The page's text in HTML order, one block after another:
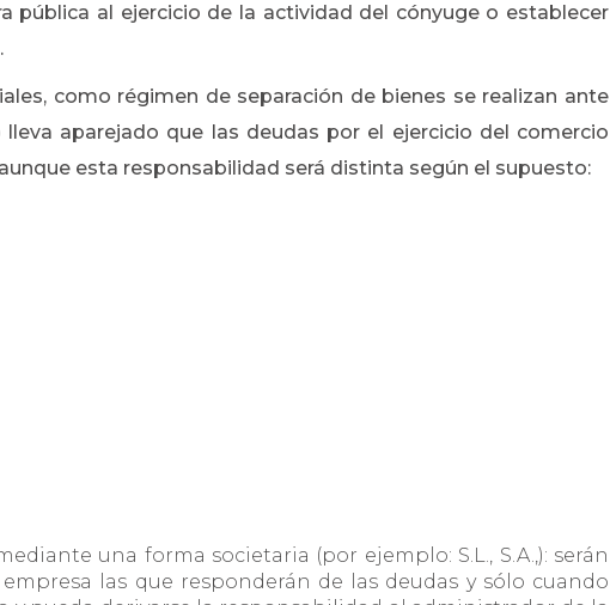
pública al ejercicio de la actividad del cónyuge o establecer
como régimen de separación de bienes se realizan ante
aparejado que las deudas por el ejercicio del comercio
esta responsabilidad será distinta según el supuesto:
una forma societaria (por ejemplo: S.L., S.A.,): serán
las que responderán de las deudas y sólo cuando